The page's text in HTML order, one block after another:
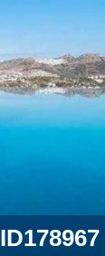
ID178967